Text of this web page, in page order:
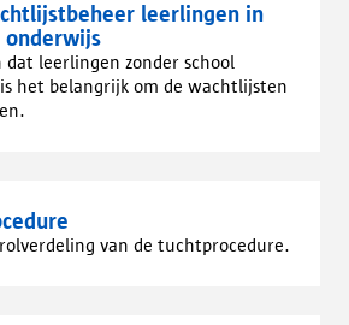
leerlingen in
onderwijs
leerlingen zonder school
het belangrijk om de wachtlijsten
van de tuchtprocedure.